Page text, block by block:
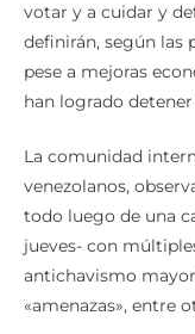
votar y a cuidar y
definirán, según las
pese a mejoras
han logrado
La comunidad
venezolanos,
todo luego de una
jueves- con
antichavismo
«amenazas», entre